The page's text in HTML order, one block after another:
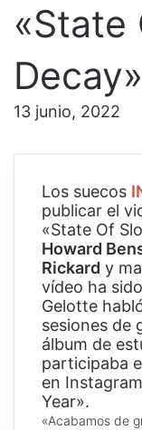
«State
Decay»
13 junio, 2022
Los suecos
publicar el
«State Of
Howard
Rickard y
vídeo ha
Gelotte
sesiones de
álbum de
participaba
en
Year».
«Acabamos de